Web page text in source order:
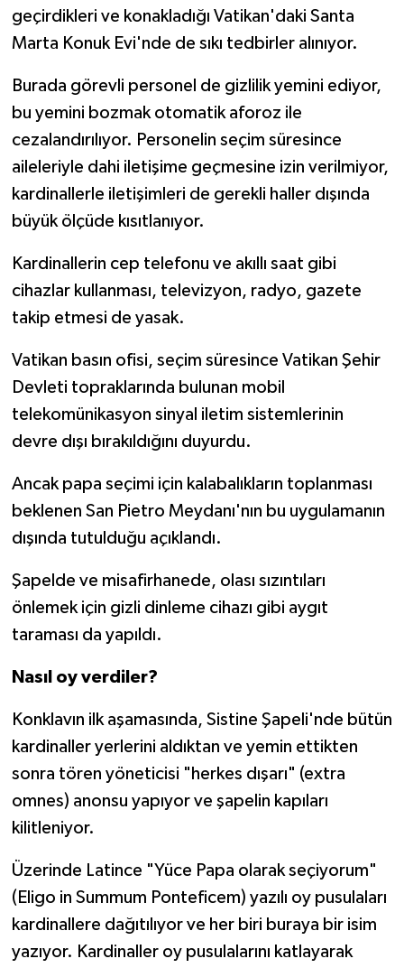
geçirdikleri ve konakladığı Vatikan'daki Santa
Marta Konuk Evi'nde de sıkı tedbirler alınıyor.
Burada görevli personel de gizlilik yemini ediyor,
bu yemini bozmak otomatik aforoz ile
cezalandırılıyor. Personelin seçim süresince
aileleriyle dahi iletişime geçmesine izin verilmiyor,
kardinallerle iletişimleri de gerekli haller dışında
büyük ölçüde kısıtlanıyor.
Kardinallerin cep telefonu ve akıllı saat gibi
cihazlar kullanması, televizyon, radyo, gazete
takip etmesi de yasak.
Vatikan basın ofisi, seçim süresince Vatikan Şehir
Devleti topraklarında bulunan mobil
telekomünikasyon sinyal iletim sistemlerinin
devre dışı bırakıldığını duyurdu.
Ancak papa seçimi için kalabalıkların toplanması
beklenen San Pietro Meydanı'nın bu uygulamanın
dışında tutulduğu açıklandı.
Şapelde ve misafirhanede, olası sızıntıları
önlemek için gizli dinleme cihazı gibi aygıt
taraması da yapıldı.
Nasıl oy verdiler?
Konklavın ilk aşamasında, Sistine Şapeli'nde bütün
kardinaller yerlerini aldıktan ve yemin ettikten
sonra tören yöneticisi "herkes dışarı" (extra
omnes) anonsu yapıyor ve şapelin kapıları
kilitleniyor.
Üzerinde Latince "Yüce Papa olarak seçiyorum"
(Eligo in Summum Ponteficem) yazılı oy pusulaları
kardinallere dağıtılıyor ve her biri buraya bir isim
yazıyor. Kardinaller oy pusulalarını katlayarak